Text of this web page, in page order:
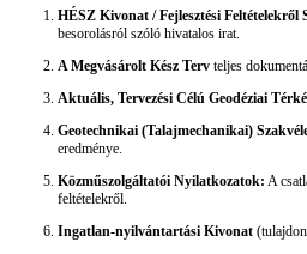
HÉSZ Kivonat / Fejlesztési Feltételekről
besorolásról szóló hivatalos irat.
A Megvásárolt Kész Terv teljes
Aktuális, Tervezési Célú Geodéziai
Geotechnikai (Talajmechanikai)
eredménye.
Közműszolgáltatói Nyilatkozatok: A
feltételekről.
Ingatlan-nyilvántartási Kivonat